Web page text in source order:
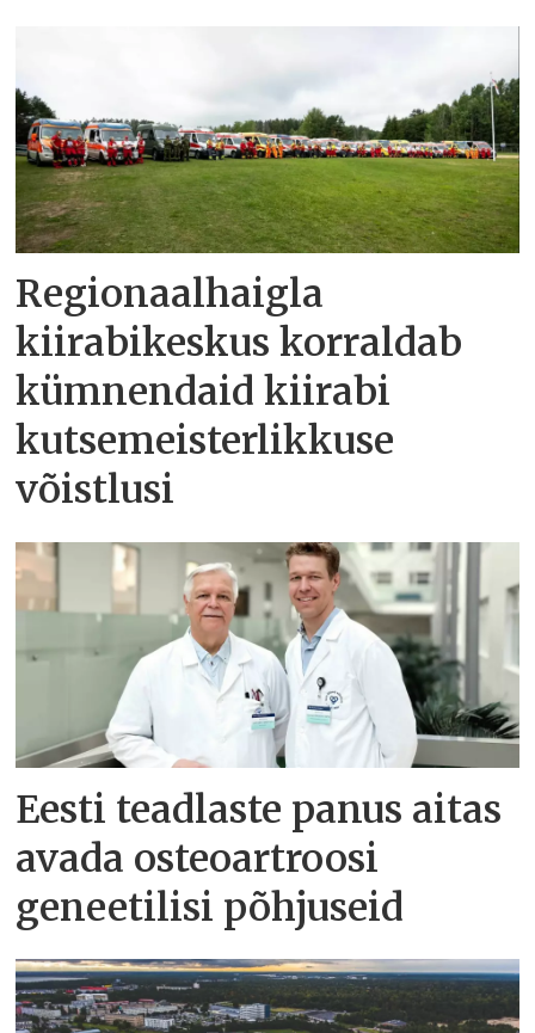
Regionaalhaigla
kiirabikeskus korraldab
kümnendaid kiirabi
kutsemeisterlikkuse
võistlusi
Eesti teadlaste panus aitas
avada osteoartroosi
geneetilisi põhjuseid